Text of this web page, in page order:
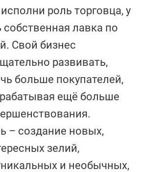
роль торговца, у
собственная лавка по
Свой бизнес
развивать,
больше покупателей,
ещё больше
– создание новых,
зелий,
и необычных,